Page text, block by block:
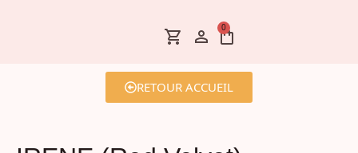
0
RETOUR ACCUEIL